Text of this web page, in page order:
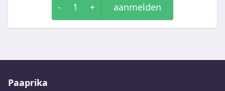
- 1 + aanmelden
Paaprika